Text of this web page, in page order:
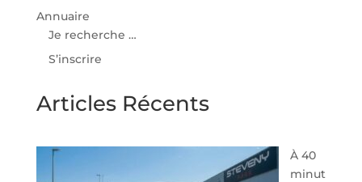
Annuaire
Je recherche …
S’inscrire
Articles Récents
À 40
minut